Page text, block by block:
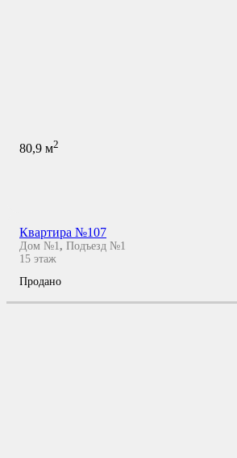
80,9 м2
Квартира №107
Дом №1 , Подъезд №1
15 этаж
Продано